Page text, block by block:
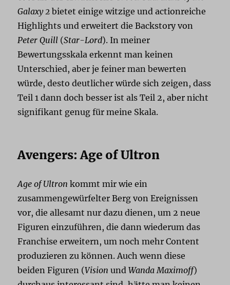
Galaxy 2 bietet einige witzige und actionreiche
Highlights und erweitert die Backstory von
Peter Quill (Star-Lord). In meiner
Bewertungsskala erkennt man keinen
Unterschied, aber je feiner man bewerten
würde, desto deutlicher würde sich zeigen, dass
Teil 1 dann doch besser ist als Teil 2, aber nicht
signifikant genug für meine Skala.
Avengers: Age of Ultron
Age of Ultron kommt mir wie ein
zusammengewürfelter Berg von Ereignissen
vor, die allesamt nur dazu dienen, um 2 neue
Figuren einzuführen, die dann wiederum das
Franchise erweitern, um noch mehr Content
produzieren zu können. Auch wenn diese
beiden Figuren (Vision undWanda Maximoff)